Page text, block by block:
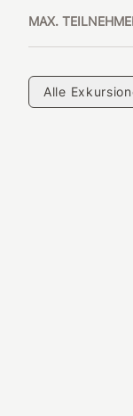
MAX.
Alle